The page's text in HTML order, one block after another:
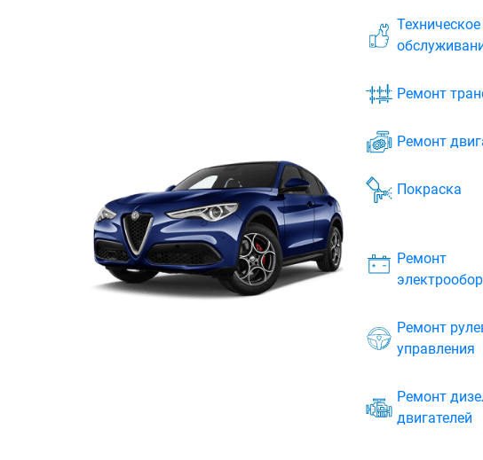
Техническое
Ремонт
Ремонт
Покраска
Ремонт
Ремонт
управления
Ремонт
двигателей